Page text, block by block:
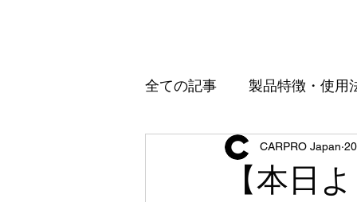
全ての記事 製品特徴・使用
【本日
CARPRO Japan